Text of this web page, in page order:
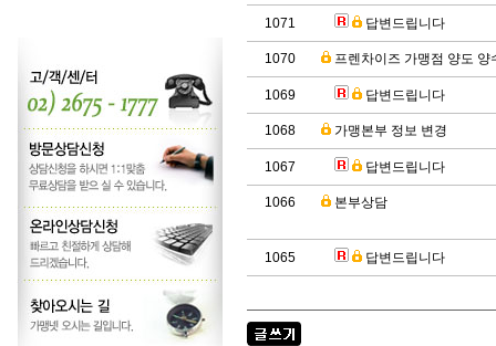
1071 답변드립니다
1070 프렌차이즈 가맹점 양도 양
1069 답변드립니다
1068 가맹본부 정보 변경
1067 답변드립니다
1066 본부상담
1065 답변드립니다